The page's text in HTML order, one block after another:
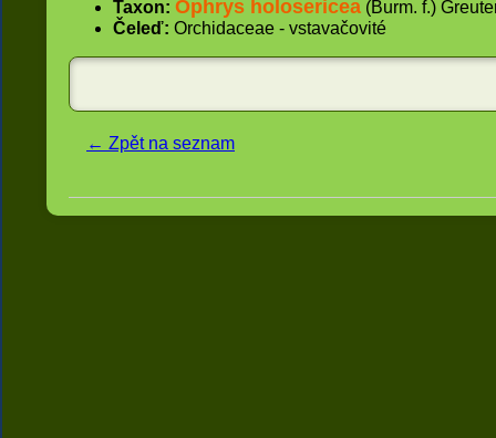
Taxon: Ophrys holosericea (Burm. f.)
Čeleď: Orchidaceae - vstavačovité
← Zpět na seznam